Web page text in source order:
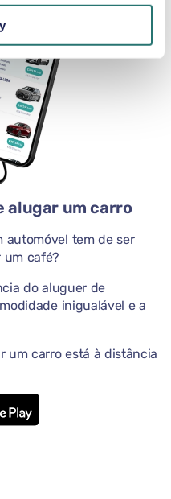
alugar um carro
automóvel tem de ser
um café?
do aluguer de
inigualável e a
um carro está à distância